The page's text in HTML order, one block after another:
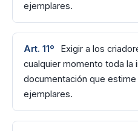
ejemplares.
Art. 11º
Exigir a los
cualquier momento toda la
documentación que
ejemplares.